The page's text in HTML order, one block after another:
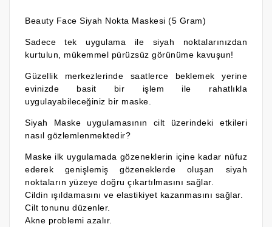
Beauty Face Siyah Nokta Maskesi (5 Gram)
Sadece tek uygulama ile siyah noktalarınızdan
kurtulun, mükemmel pürüzsüz görünüme kavuşun!
Güzellik merkezlerinde saatlerce beklemek yerine
evinizde basit bir işlem ile rahatlıkla
uygulayabileceğiniz bir maske.
Siyah Maske uygulamasının cilt üzerindeki etkileri
nasıl gözlemlenmektedir?
Maske ilk uygulamada gözeneklerin içine kadar nüfuz
ederek genişlemiş gözeneklerde oluşan siyah
noktaların yüzeye doğru çıkartılmasını sağlar.
Cildin ışıldamasını ve elastikiyet kazanmasını sağlar.
Cilt tonunu düzenler.
Akne problemi azalır.